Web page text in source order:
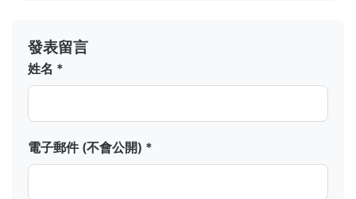
發表留言
姓名 *
電子郵件 (不會公開) *